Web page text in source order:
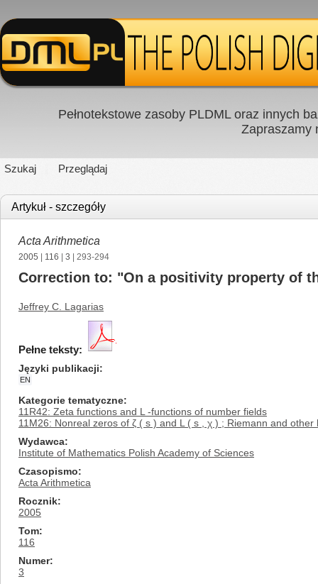
Pełnotekstowe zasoby PLDML oraz innych
Zapraszamy
Szukaj Przeglądaj
Artykuł - szczegóły
Acta Arithmetica
2005 116 3 | 293-294
Correction to: "On a positivity property of
Jeffrey C. Lagarias
Pełne teksty:
Języki publikacji
EN
Kategorie tematyczne
11R42: Zeta functions and L -functions of number fields
11M26: Nonreal zeros of ζ ( s ) and L ( s , χ ) ; Riemann and other
Wydawca
Institute of Mathematics Polish Academy of Sciences
Czasopismo
Acta Arithmetica
Rocznik
2005
Tom
116
Numer
3